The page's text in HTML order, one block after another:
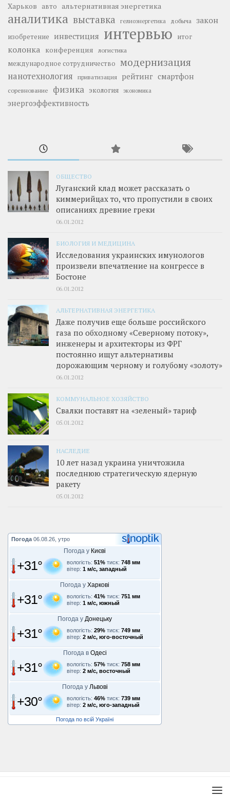
Харьков авто альтернативная энергетика
аналитика выставка гелиоэнергетика добыча закон
изобретение инвестиция интервью итог
колонка конференция логистика
международное сотрудничество модернизация
нанотехнология приватизация рейтинг смартфон
соревнование физика экология экономика
энергоэффективность
ОБЩЕСТВО
Луганский клад может рассказать о
киммерийцах то, что пропустили в своих
описаниях древние греки
06.01.2012
БИОЛОГИЯ И МЕДИЦИНА
Исследования украинских имунологов
произвели впечатление на конгрессе в
Бостоне
06.01.2012
АЛЬТЕРНАТИВНАЯ ЭНЕРГЕТИКА
Даже получив еще больше российского
газа по обходному «Северному потоку»,
инженеры и архитекторы из ФРГ
постоянно ищут альтернативы
дорожающим черному и голубому «золоту»
06.01.2012
КОММУНАЛЬНОЕ ХОЗЯЙСТВО
Свалки поставят на «зеленый» тариф
05.01.2012
НАСЛЕДИЕ
10 лет назад украина уничтожила
последнюю стратегическую ядерную
ракету
05.01.2012
Погода 06.08.26, утро
Погода у Києві
+31° вологість: 51% тиск: 748 мм
вітер: 1 м/с, западный
Погода у Харкові
+31° вологість: 41% тиск: 751 мм
вітер: 1 м/с, южный
Погода у Донецьку
+31° вологість: 29% тиск: 749 мм
вітер: 2 м/с, юго-восточный
Погода в Одесі
+31° вологість: 57% тиск: 758 мм
вітер: 2 м/с, восточный
Погода у Львові
+30° вологість: 46% тиск: 739 мм
вітер: 2 м/с, юго-западный
Погода по всій Україні